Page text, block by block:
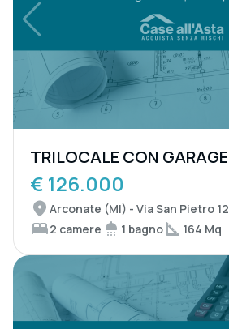
TRILOCALE CON GARAGE
€ 126.000
Arconate (MI) - Via San Pietro 12
2 camere
1 bagno 164 Mq